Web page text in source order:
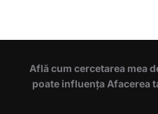
Află cum cercetarea mea
poate influența Afacerea